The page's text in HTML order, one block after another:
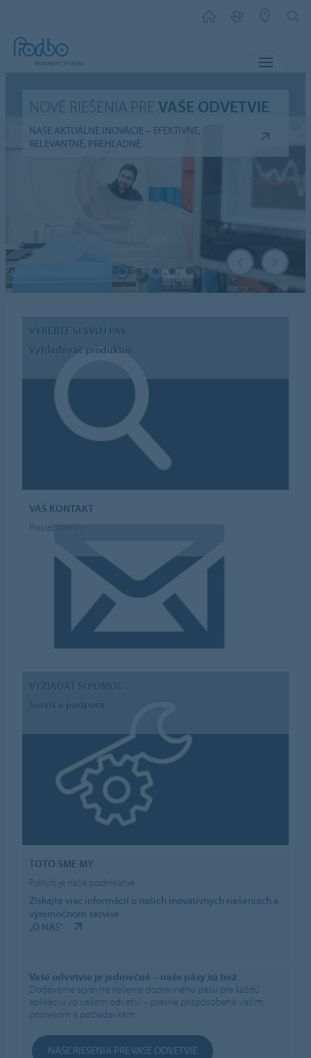
NOVÉ RIEŠENIA PREVAŠE ODVETVIE
NAŠE AKTUÁLNE INOVÁCIE – EFEKTÍVNE,
RELEVANTNÉ, PREHĽADNÉ
VYBERTE SI SVOJ PÁS
Vyhľadávač produktov
VÁŠ KONTAKT
Poslať správu
VYŽIADAŤ SI POMOC
Servis a podpora
TOTO SME MY
Pohyb je naše podnikanie
Získajte viac informácií o našich inovatívnych riešeniach a
výnimočnom servise.
„O NÁS“
Vaše odvetvie je jedinečné – naše pásy sú tiež
Dodávame správne riešenie dopravného pásu pre každú
aplikáciu vo vašom odvetví – presne prispôsobené vašim
procesom a požiadavkám.
NAŠE RIEŠENIA PRE VAŠE ODVETVIE